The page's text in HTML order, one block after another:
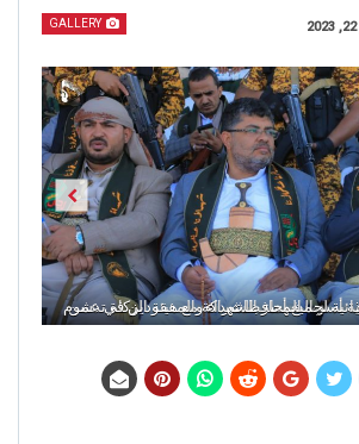
GALLERY
الهيئة العامة لرعاية أسر الشهداء بالشراكة مع هيئة الزكاة تدشن مشروع السلة الغذائية لجميع أسر الشهداء والمفقودين في عموم المحافظات.
Previous